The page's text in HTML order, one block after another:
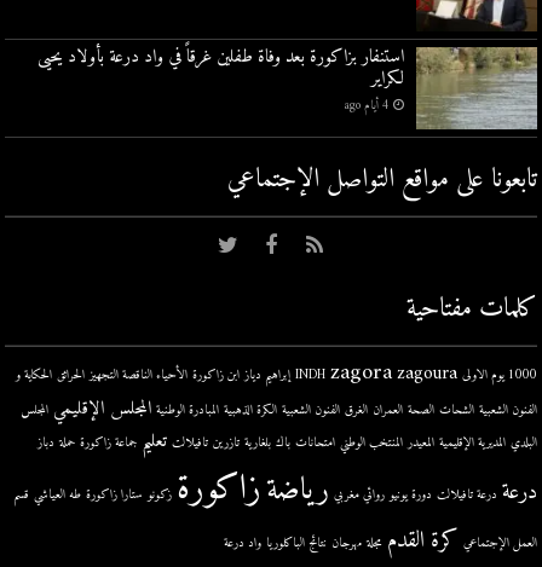
استنفار بزاكورة بعد وفاة طفلين غرقاً في واد درعة بأولاد يحيى
لكراير
4 أيام ago
تابعونا على مواقع التواصل اﻹجتماعي
كلمات مفتاحية
1000 يوم الاولى INDH zagora zagoura إبراهيم دياز ابن زاكورة الأحياء الناقصة التجهيز الحرائق الحكاية و
الفنون الشعبية الشحات الصحة العمران الغرق الفنون الشعبية الكرة الذهبية المبادرة الوطنية المجلس الإقليمي المجلس
البلدي المديرية الإقليمية المعيدر المنتخب الوطني امتحانات باك بلغارية تازرين تافيلالت تعليم جماعة زاكورة حملة دباز
درعة درعة تافيلالت دورة يونيو روائي مغربي رياضةزاكورة زكونو ستارا زاكورة طه العياشي قسم
العمل الإجتماعي كرة القدم مجلة مهرجان نتائج الباكلوريا واد درعة